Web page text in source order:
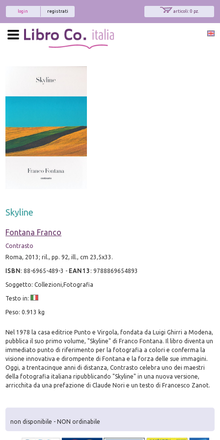
articoli: 0 pz.
registrati
login
Skyline
Fontana Franco
Contrasto
Roma, 2013; ril., pp. 92, ill., cm 23,5x33.
ISBN:88-6965-489-3 - EAN13 :9788869654893
Soggetto: Collezioni,Fotografia
Testo in:
Peso: 0.913 kg
Nel 1978 la casa editrice Punto e Virgola, fondata da Luigi Ghirri a Modena,
pubblica il suo primo volume, "Skyline" di Franco Fontana. Il libro diventa un
immediato punto di riferimento per la fotografia a colori e conferma la
visione innovativa e dirompente di Fontana e la forza delle sue immagini.
Oggi, a trentacinque anni di distanza, Contrasto celebra uno dei maestri
della fotografia italiana ripubblicando "Skyline" in una nuova versione,
arricchita da una prefazione di Claude Nori e un testo di Francesco Zanot.
non disponibile - NON ordinabile